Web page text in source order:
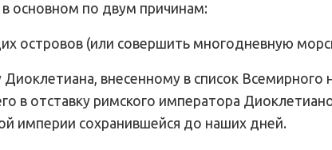
основном по двум причинам:
островов (или совершить многодневную
внесенному в список
в отставку римского императора
империи сохранившейся до наших дней.